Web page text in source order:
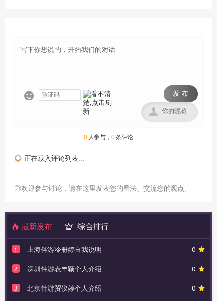
 发 布

0 人参与， 0条评论
正在载入评论列表...
◎欢迎参与讨论，请在这里发表您的看法、交流您的观点。
最新发布 综合排行
0
1
上海伴游冷册婷自我说明
0
2
深圳伴游表丰颖个人介绍
0
3
北京伴游贸仪婷个人介绍